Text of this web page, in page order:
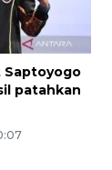
Saptoyogo
patahkan